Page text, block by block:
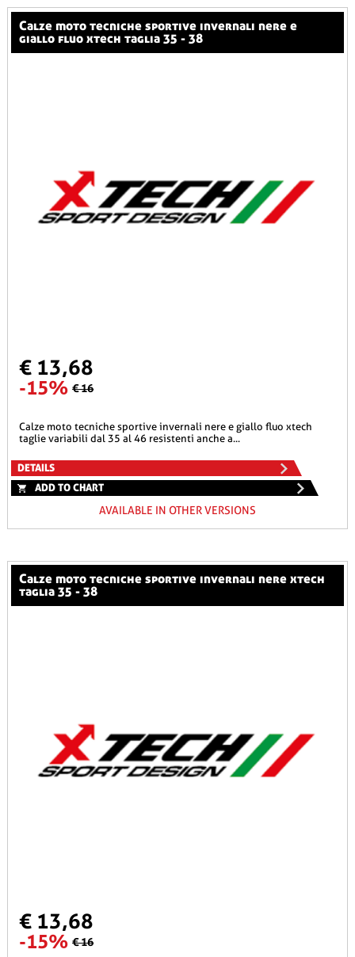
calze moto tecniche sportive invernali nere e
giallo fluo xtech taglia 35 - 38
€ 13,68
-15% € 16
calze moto tecniche sportive invernali nere e giallo fluo xtech
taglie variabili dal 35 al 46 resistenti anche a...
DETAILS
ADD TO CHART
AVAILABLE IN OTHER VERSIONS
calze moto tecniche sportive invernali nere xtech
taglia 35 - 38
€ 13,68
-15% € 16